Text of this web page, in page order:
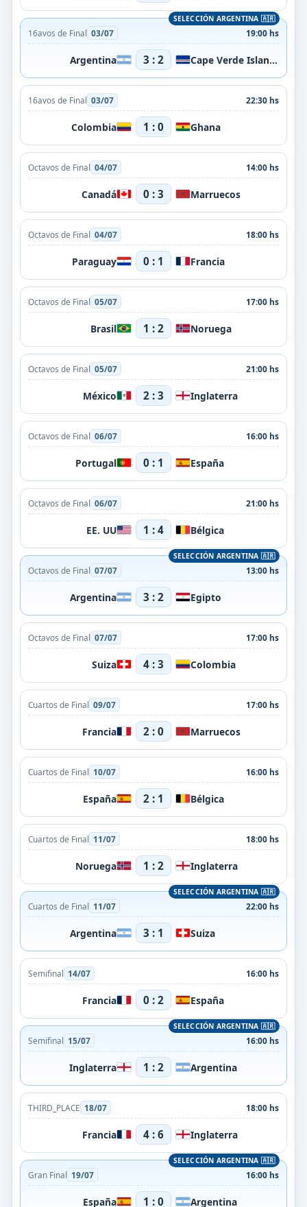
16avos de Final 03/07 19:00 hs
Argentina 3 : 2 Cape Verde Islands
16avos de Final 03/07 22:30 hs
Colombia 1 : 0 Ghana
Octavos de Final 04/07 14:00 hs
Canadá 0 : 3 Marruecos
Octavos de Final 04/07 18:00 hs
Paraguay 0 : 1 Francia
Octavos de Final 05/07 17:00 hs
Brasil 1 : 2 Noruega
Octavos de Final 05/07 21:00 hs
México 2 : 3 Inglaterra
Octavos de Final 06/07 16:00 hs
Portugal 0 : 1 España
Octavos de Final 06/07 21:00 hs
EE. UU 1 : 4 Bélgica
Octavos de Final 07/07 13:00 hs
Argentina 3 : 2 Egipto
Octavos de Final 07/07 17:00 hs
Suiza 4 : 3 Colombia
Cuartos de Final 09/07 17:00 hs
Francia 2 : 0 Marruecos
Cuartos de Final 10/07 16:00 hs
España 2 : 1 Bélgica
Cuartos de Final 11/07 18:00 hs
Noruega 1 : 2 Inglaterra
Cuartos de Final 11/07 22:00 hs
Argentina 3 : 1 Suiza
Semifinal 14/07 16:00 hs
Francia 0 : 2 España
Semifinal 15/07 16:00 hs
Inglaterra 1 : 2 Argentina
THIRD_PLACE 18/07 18:00 hs
Francia 4 : 6 Inglaterra
Gran Final 19/07 16:00 hs
España 1 : 0 Argentina